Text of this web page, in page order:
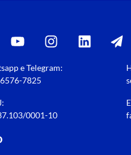
e Telegram:
7825
0001-10